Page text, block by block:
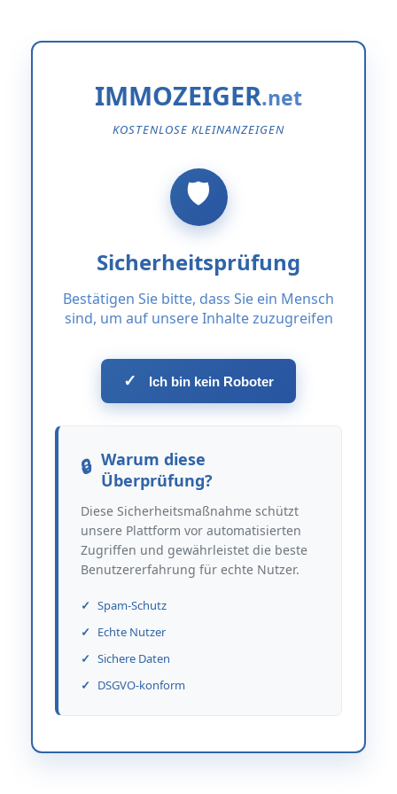
IMMOZEIGER
KOSTENLOSE KLEINANZEIGEN
Sicherheitsprüfung
Bestätigen Sie bitte, dass Sie ein Mensch
sind, um auf unsere Inhalte zuzugreifen
✓ Ich bin kein Roboter
Warum diese
Überprüfung?
Diese Sicherheitsmaßnahme schützt
unsere Plattform vor automatisierten
Zugriffen und gewährleistet die beste
Benutzererfahrung für echte Nutzer.
Spam-Schutz
Echte Nutzer
Sichere Daten
DSGVO-konform